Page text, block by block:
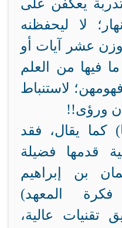
يعكفن على
لا ليحفظنه
عشر آيات أو
فيها من العلم
لاستنباط
ورؤى!!
كما يقال، فقد
قدمها فضيلة
بن إبراهيم
المعهد)
تقنيات عالية،